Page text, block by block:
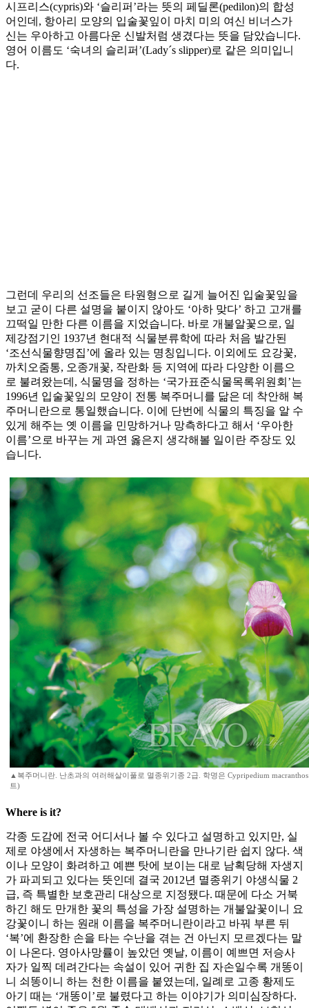
시프리스(cypris)와 ‘슬리퍼’라는 뜻의 페딜론(pedilon)의 합성
어인데, 항아리 모양의 입술꽃잎이 마치 미의 여신 비너스가
신는 우아하고 아름다운 신발처럼 생겼다는 뜻을 담았습니다.
영어 이름도 ‘숙녀의 슬리퍼’(Lady´s slipper)로 같은 의미입니
다.
그런데 우리의 선조들은 타원형으로 길게 늘어진 입술꽃잎을
보고 굳이 다른 설명을 붙이지 않아도 ‘아하 맞다’ 하고 고개를
끄떡일 만한 다른 이름을 지었습니다. 바로 개불알꽃으로, 일
제강점기인 1937년 현대적 식물분류학에 따라 처음 발간된
‘조선식물향명집’에 올라 있는 명칭입니다. 이외에도 요강꽃,
까치오줌통, 오종개꽃, 작란화 등 지역에 따라 다양한 이름으
로 불려왔는데, 식물명을 정하는 ‘국가표준식물목록위원회’는
1996년 입술꽃잎의 모양이 전통 복주머니를 닮은 데 착안해 복
주머니란으로 통일했습니다. 이에 단번에 식물의 특징을 알 수
있게 해주는 옛 이름을 민망하거나 망측하다고 해서 ‘우아한
이름’으로 바꾸는 게 과연 옳은지 생각해볼 일이란 주장도 있
습니다.
▲복주머니란. 난초과의 여러해살이풀로 멸종위기종 2급. 학명은 Cypripedium
트)
Where is it?
각종 도감에 전국 어디서나 볼 수 있다고 설명하고 있지만, 실
제로 야생에서 자생하는 복주머니란을 만나기란 쉽지 않다. 색
이나 모양이 화려하고 예쁜 탓에 보이는 대로 남획당해 자생지
가 파괴되고 있다는 뜻인데 결국 2012년 멸종위기 야생식물 2
급, 즉 특별한 보호관리 대상으로 지정됐다. 때문에 다소 거북
하긴 해도 만개한 꽃의 특성을 가장 설명하는 개불알꽃이니 요
강꽃이니 하는 원래 이름을 복주머니란이라고 바꿔 부른 뒤
‘복’에 환장한 손을 타는 수난을 겪는 건 아닌지 모르겠다는 말
이 나온다. 영아사망률이 높았던 옛날, 이름이 예쁘면 저승사
자가 일찍 데려간다는 속설이 있어 귀한 집 자손일수록 개똥이
니 쇠똥이니 하는 천한 이름을 붙였는데, 일례로 고종 황제도
아기 때는 ‘개똥이’로 불렸다고 하는 이야기가 의미심장하다.